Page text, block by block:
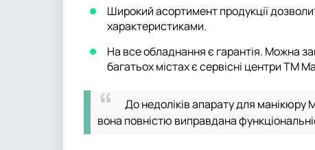
Широкий асортимент продукції
характеристиками.
На все обладнання є гарантія. Можна
багатьох містах є сервісні центри ТМ
До недоліків апарату для
вона повністю виправдана